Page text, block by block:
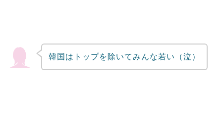
韓国はトップを除いてみんな若い（泣）